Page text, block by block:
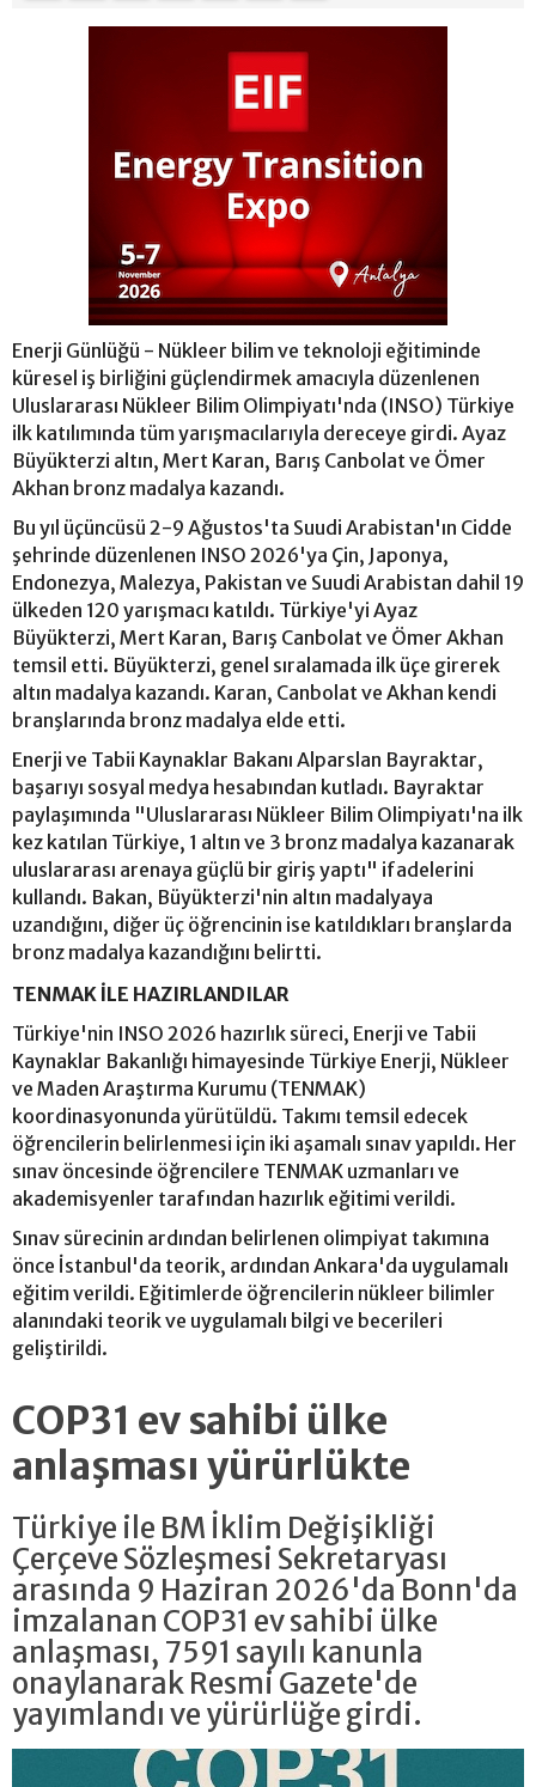
Enerji Günlüğü - Nükleer bilim ve teknoloji eğitiminde
küresel iş birliğini güçlendirmek amacıyla düzenlenen
Uluslararası Nükleer Bilim Olimpiyatı'nda (INSO) Türkiye
ilk katılımında tüm yarışmacılarıyla dereceye girdi. Ayaz
Büyükterzi altın, Mert Karan, Barış Canbolat ve Ömer
Akhan bronz madalya kazandı.
Bu yıl üçüncüsü 2-9 Ağustos'ta Suudi Arabistan'ın Cidde
şehrinde düzenlenen INSO 2026'ya Çin, Japonya,
Endonezya, Malezya, Pakistan ve Suudi Arabistan dahil 19
ülkeden 120 yarışmacı katıldı. Türkiye'yi Ayaz
Büyükterzi, Mert Karan, Barış Canbolat ve Ömer Akhan
temsil etti. Büyükterzi, genel sıralamada ilk üçe girerek
altın madalya kazandı. Karan, Canbolat ve Akhan kendi
branşlarında bronz madalya elde etti.
Enerji ve Tabii Kaynaklar Bakanı Alparslan Bayraktar,
başarıyı sosyal medya hesabından kutladı. Bayraktar
paylaşımında "Uluslararası Nükleer Bilim Olimpiyatı'na ilk
kez katılan Türkiye, 1 altın ve 3 bronz madalya kazanarak
uluslararası arenaya güçlü bir giriş yaptı" ifadelerini
kullandı. Bakan, Büyükterzi'nin altın madalyaya
uzandığını, diğer üç öğrencinin ise katıldıkları branşlarda
bronz madalya kazandığını belirtti.
TENMAK İLE HAZIRLANDILAR
Türkiye'nin INSO 2026 hazırlık süreci, Enerji ve Tabii
Kaynaklar Bakanlığı himayesinde Türkiye Enerji, Nükleer
ve Maden Araştırma Kurumu (TENMAK)
koordinasyonunda yürütüldü. Takımı temsil edecek
öğrencilerin belirlenmesi için iki aşamalı sınav yapıldı. Her
sınav öncesinde öğrencilere TENMAK uzmanları ve
akademisyenler tarafından hazırlık eğitimi verildi.
Sınav sürecinin ardından belirlenen olimpiyat takımına
önce İstanbul'da teorik, ardından Ankara'da uygulamalı
eğitim verildi. Eğitimlerde öğrencilerin nükleer bilimler
alanındaki teorik ve uygulamalı bilgi ve becerileri
geliştirildi.
COP31 ev sahibi ülke
anlaşması yürürlükte
Türkiye ile BM İklim Değişikliği
Çerçeve Sözleşmesi Sekretaryası
arasında 9 Haziran 2026'da Bonn'da
imzalanan COP31 ev sahibi ülke
anlaşması, 7591 sayılı kanunla
onaylanarak Resmi Gazete'de
yayımlandı ve yürürlüğe girdi.